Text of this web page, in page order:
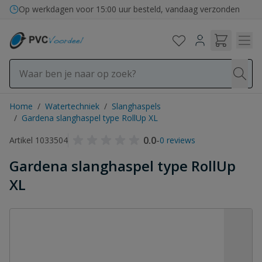
Ga naar de inhoud
Bezorging in binnen- en buitenland
Op werkdagen voor 15:00 uur besteld, vandaag verzonden
Home / Watertechniek / Slanghaspels
/ Gardena slanghaspel type RollUp XL
Artikel 1033504
0.0-0 reviews
Gardena slanghaspel type RollUp
XL